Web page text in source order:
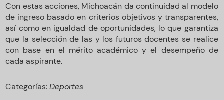
Con estas acciones, Michoacán da continuidad al modelo
de ingreso basado en criterios objetivos y transparentes,
así como en igualdad de oportunidades, lo que garantiza
que la selección de las y los futuros docentes se realice
con base en el mérito académico y el desempeño de
cada aspirante.
Categorías:Deportes